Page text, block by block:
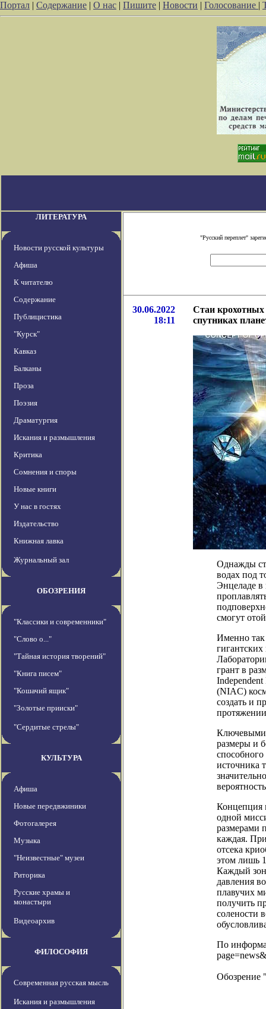
Портал | Содержание | О нас | Пишите | Новости | Голосование |
ЛИТЕРАТУРА
Новости русской культуры
Афиша
К читателю
Содержание
Публицистика
"Курск"
Кавказ
Балканы
Проза
Поэзия
Драматургия
Искания и размышления
Критика
Сомнения и споры
Новые книги
У нас в гостях
Издательство
Книжная лавка
Журнальный зал
ОБОЗРЕНИЯ
"Классики и современники"
"Слово о..."
"Тайная история творений"
"Книга писем"
"Кошачий ящик"
"Золотые прииски"
"Сердитые стрелы"
КУЛЬТУРА
Афиша
Новые передвжиники
Фотогалерея
Музыка
"Неизвестные" музеи
Риторика
Русские храмы и
монастыри
Видеоархив
ФИЛОСОФИЯ
Современная русская мысль
Искания и размышления
"Русский переплет"
30.06.2022
18:11
Стаи крохотных
спутниках
Однажды
водах под
Энцеладе в
смогут
Именно так
грант в
(NIAC)
создать и
Ключевыми
размеры и
источника
Концепция
одной
размерами
каждая.
отсека
этом лишь
Каждый
давления
плавучих
получить
солености
По
Обозрение